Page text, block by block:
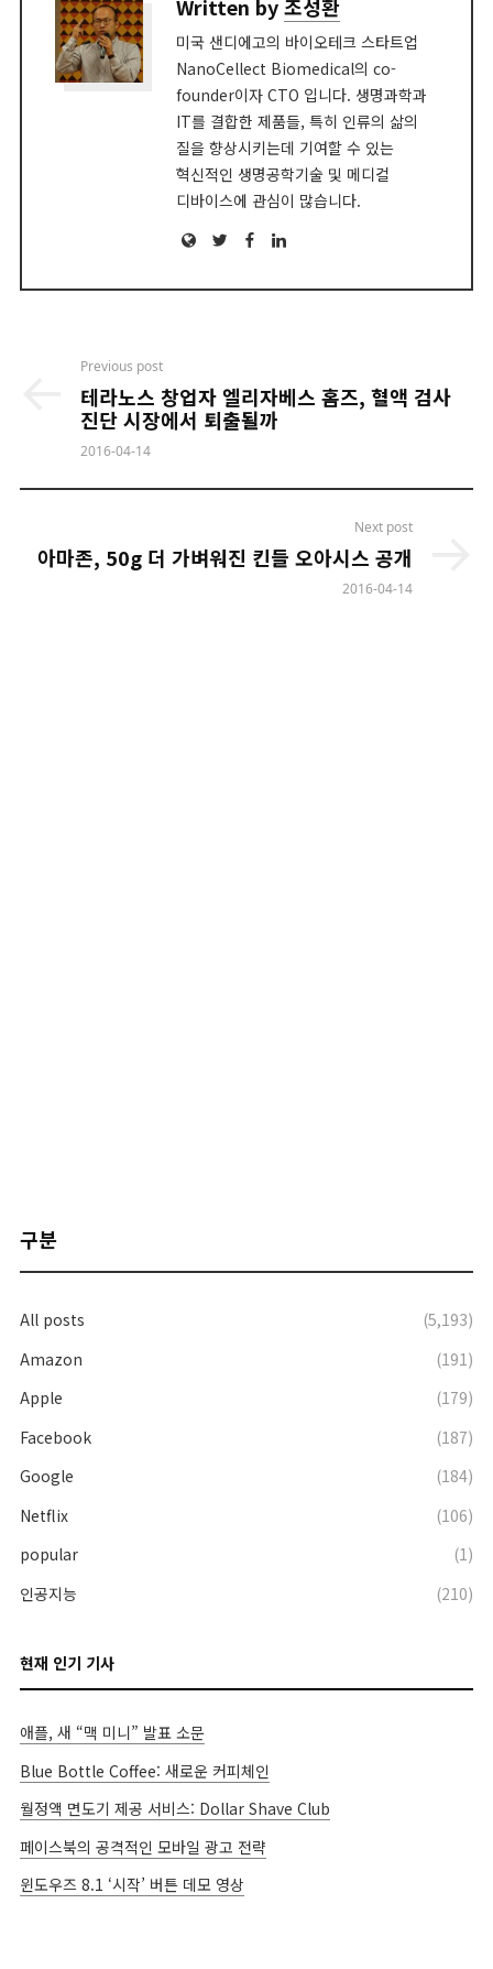
Written by조성환
미국 샌디에고의 바이오테크 스타트업
NanoCellect Biomedical의 co-
founder이자 CTO 입니다. 생명과학과
IT를 결합한 제품들, 특히 인류의 삶의
질을 향상시키는데 기여할 수 있는
혁신적인 생명공학기술 및 메디컬
디바이스에 관심이 많습니다.
WebsiteTwitterFacebook
LinkedIn
navigation
Previous post
테라노스 창업자 엘리자베스 홈즈, 혈액 검사
진단 시장에서 퇴출될까
2016-04-14
Next post
아마존, 50g 더 가벼워진 킨들 오아시스 공개
2016-04-14
구분
All posts
(5,193)
Amazon
(191)
Apple
(179)
Facebook
(187)
Google
(184)
Netflix
(106)
popular
(1)
인공지능
(210)
현재 인기 기사
애플, 새 “맥 미니” 발표 소문
Blue Bottle Coffee: 새로운 커피체인
월정액 면도기 제공 서비스: Dollar Shave Club
페이스북의 공격적인 모바일 광고 전략
윈도우즈 8.1 ‘시작’ 버튼 데모 영상